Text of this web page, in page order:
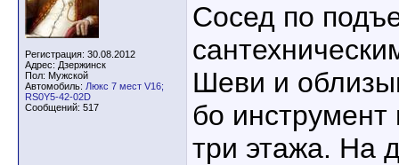
Регистрация: 30.08.2012
Адрес: Дзержинск
Пол: Мужской
Автомобиль: Люкс 7 мест V16;
RS0Y5-42-02D
Сообщений: 517
Сосед по
Шеви и
бо
три этажа. На